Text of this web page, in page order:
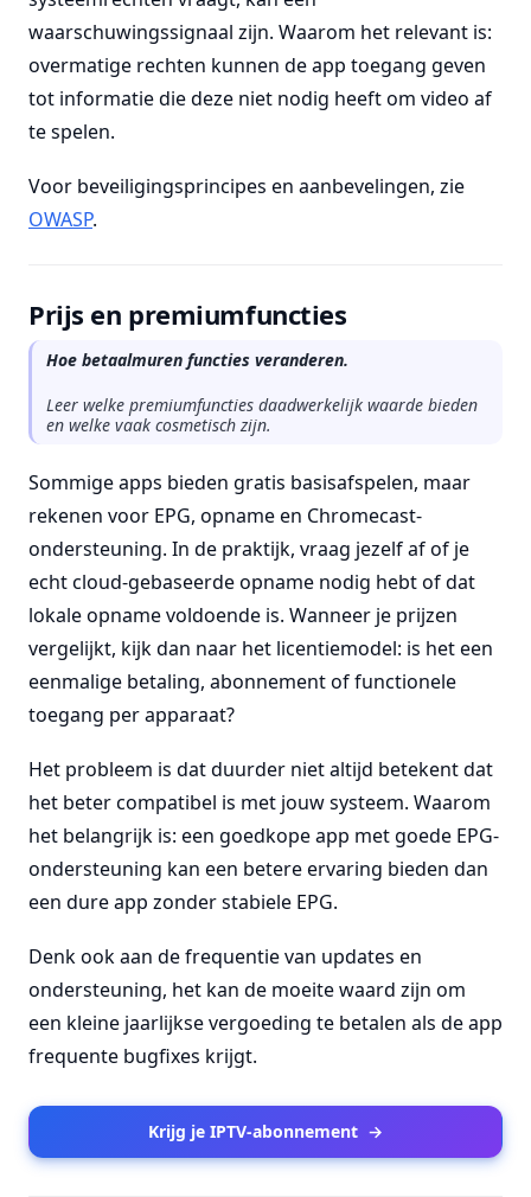
waarschuwingssignaal zijn. Waarom het relevant is:
overmatige rechten kunnen de app toegang geven
tot informatie die deze niet nodig heeft om video af
te spelen.
Voor beveiligingsprincipes en aanbevelingen, zie
OWASP.
Prijs en premiumfuncties
Hoe betaalmuren functies veranderen.
Leer welke premiumfuncties daadwerkelijk waarde bieden
en welke vaak cosmetisch zijn.
Sommige apps bieden gratis basisafspelen, maar
rekenen voor EPG, opname en Chromecast-
ondersteuning. In de praktijk, vraag jezelf af of je
echt cloud-gebaseerde opname nodig hebt of dat
lokale opname voldoende is. Wanneer je prijzen
vergelijkt, kijk dan naar het licentiemodel: is het een
eenmalige betaling, abonnement of functionele
toegang per apparaat?
Het probleem is dat duurder niet altijd betekent dat
het beter compatibel is met jouw systeem. Waarom
het belangrijk is: een goedkope app met goede EPG-
ondersteuning kan een betere ervaring bieden dan
een dure app zonder stabiele EPG.
Denk ook aan de frequentie van updates en
ondersteuning, het kan de moeite waard zijn om
een kleine jaarlijkse vergoeding te betalen als de app
frequente bugfixes krijgt.
Krijg je IPTV-abonnement →